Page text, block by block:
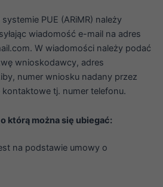
PUE (ARiMR) należy
wiadomość e-mail na adres
W wiadomości należy podać
wnioskodawcy, adres
numer wniosku nadany przez
tj. numer telefonu.
którą można się ubiegać:
na podstawie umowy o